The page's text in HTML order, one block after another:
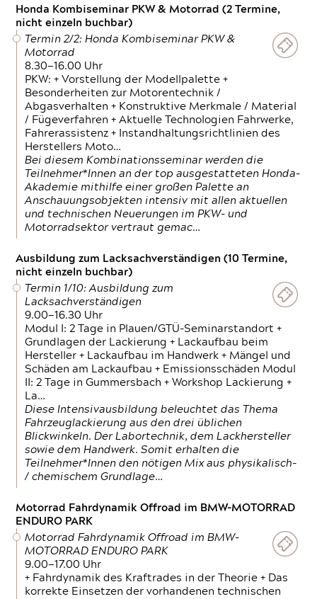
Honda Kombiseminar PKW & Motorrad (2 Termine,
nicht einzeln buchbar)
Termin 2/2: Honda Kombiseminar PKW &
Motorrad
8.30—16.00 Uhr
PKW: + Vorstellung der Modellpalette +
Besonderheiten zur Motorentechnik /
Abgasverhalten + Konstruktive Merkmale / Material
/ Fügeverfahren + Aktuelle Technologien Fahrwerke,
Fahrerassistenz + Instandhaltungsrichtlinien des
Herstellers Moto…
Bei diesem Kombinationsseminar werden die
Teilnehmer*Innen an der top ausgestatteten Honda-
Akademie mithilfe einer großen Palette an
Anschauungsobjekten intensiv mit allen aktuellen
und technischen Neuerungen im PKW- und
Motorradsektor vertraut gemac…
Ausbildung zum Lacksachverständigen (10 Termine,
nicht einzeln buchbar)
Termin 1/10: Ausbildung zum
Lacksachverständigen
9.00—16.30 Uhr
Modul I: 2 Tage in Plauen/GTÜ-Seminarstandort +
Grundlagen der Lackierung + Lackaufbau beim
Hersteller + Lackaufbau im Handwerk + Mängel und
Schäden am Lackaufbau + Emissionsschäden Modul
II: 2 Tage in Gummersbach + Workshop Lackierung +
La…
Diese Intensivausbildung beleuchtet das Thema
Fahrzeuglackierung aus den drei üblichen
Blickwinkeln. Der Labortechnik, dem Lackhersteller
sowie dem Handwerk. Somit erhalten die
Teilnehmer*Innen den nötigen Mix aus physikalisch-
/ chemischem Grundlage…
Motorrad Fahrdynamik Offroad im BMW-MOTORRAD
ENDURO PARK
Motorrad Fahrdynamik Offroad im BMW-
MOTORRAD ENDURO PARK
9.00—17.00 Uhr
+ Fahrdynamik des Kraftrades in der Theorie + Das
korrekte Einsetzen der vorhandenen technischen